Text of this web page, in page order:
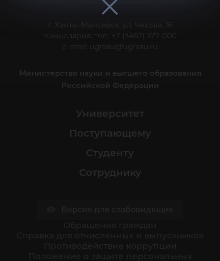
г. Ханты-Мансийск, ул. Чехова, 16
Канцелярия: тел.: +7 (3467) 377-000
e-mail: ugrasu@ugrasu.ru
Министерство науки и высшего образования
Российской Федерации
Университет
Поступающему
Студенту
Сотруднику